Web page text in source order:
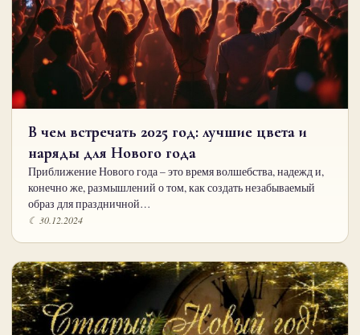
В чем встречать 2025 год: лучшие цвета и
наряды для Нового года
Приближение Нового года – это время волшебства, надежд и,
конечно же, размышлений о том, как создать незабываемый
образ для праздничной…
☾ 30.12.2024